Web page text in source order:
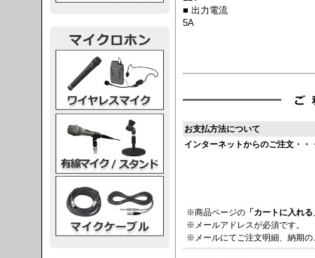
■ 出力電流
5A
お支払方法について
インターネットからのご注文・・
※商品ページの 「カートに入れる
※メールアドレスが必須です。
※メールにてご注文明細、納期